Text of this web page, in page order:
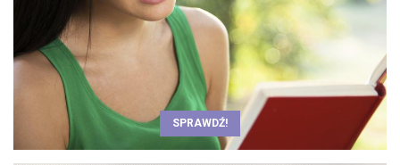
SPRAWDŹ!